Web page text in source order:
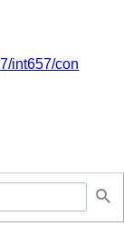
int657/con